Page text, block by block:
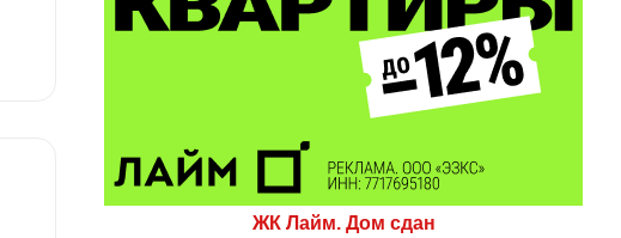
ЖК Лайм. Дом сдан